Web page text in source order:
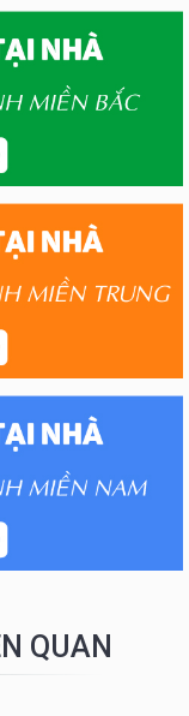
QUAN